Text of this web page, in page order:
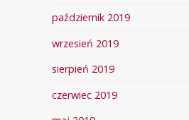
październik 2019
wrzesień 2019
sierpień 2019
czerwiec 2019